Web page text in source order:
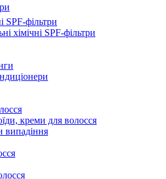
SPF-фільтри
хімічні SPF-фільтри
креми для волосся
випадіння